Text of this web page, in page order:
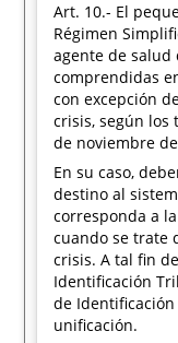
Art. 10.- El
Régimen
agente de salud
comprendidas
con excepción
crisis, según los
de noviembre
En su caso,
destino al
corresponda a
cuando se trate
crisis. A tal fin
Identificación
de Identificación
unificación.